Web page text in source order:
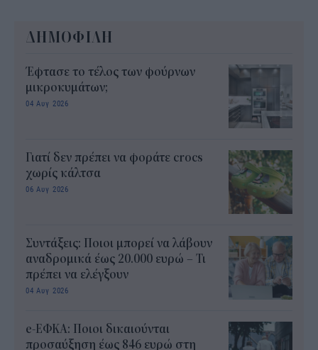
ΔΗΜΟΦΙΛΗ
Έφτασε το τέλος των φούρνων
μικροκυμάτων;
04 Αυγ 2026
Γιατί δεν πρέπει να φοράτε crocs
χωρίς κάλτσα
06 Αυγ 2026
Συντάξεις: Ποιοι μπορεί να λάβουν
αναδρομικά έως 20.000 ευρώ – Τι
πρέπει να ελέγξουν
04 Αυγ 2026
e-ΕΦΚΑ: Ποιοι δικαιούνται
προσαύξηση έως 846 ευρώ στη